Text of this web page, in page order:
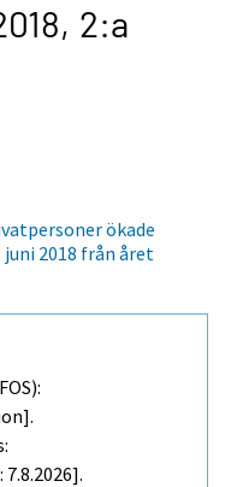
2:a
ökade
2018 från året